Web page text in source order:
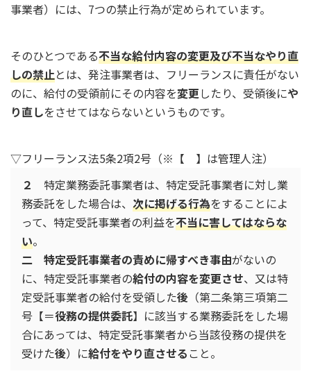
事業者）には、7つの禁止行為が定められています。
そのひとつである不当な給付内容の変更及び不当なやり直
しの禁止とは、発注事業者は、フリーランスに責任がない
のに、給付の受領前にその内容を変更したり、受領後にや
り直しをさせてはならないというものです。
▽フリーランス法5条2項2号（※【 】は管理人注）
２
特定業務委託事業者は、特定受託事業者に対し業
務委託をした場合は、 次に掲げる行為をすることによ
って、特定受託事業者の利益を不当に害してはならな
い。
二
特定受託事業者の責めに帰すべき事由がないの
に、特定受託事業者の給付の内容を変更させ、又は特
定受託事業者の給付を受領した後 （第二条第三項第二
号【＝役務の提供委託】に該当する業務委託をした場
合にあっては、特定受託事業者から当該役務の提供を
受けた後）に給付をやり直させる こと。